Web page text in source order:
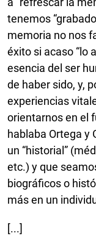
tenemos
memoria no nos
éxito si acaso “lo
esencia del ser
de haber sido, y,
experiencias
orientarnos en el
hablaba Ortega y
un “historial”
etc.) y que
biográficos o
más en un
[...]